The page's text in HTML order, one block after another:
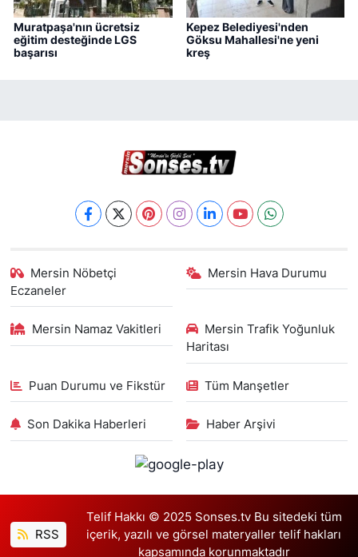
Muratpaşa'nın ücretsiz
eğitim desteğinde LGS
başarısı
Kepez Belediyesi'nden
Göksu Mahallesi'ne yeni
kreş
Mersin Nöbetçi
Eczaneler
Mersin Hava Durumu
Mersin Namaz Vakitleri
Mersin Trafik Yoğunluk
Haritası
Puan Durumu ve Fikstür Tüm Manşetler
Son Dakika Haberleri Haber Arşivi
RSS
Telif Hakkı © 2025 Sonses.tv Bu sitedeki tüm
içerik, yazılı ve görsel materyaller telif hakları
kapsamında korunmaktadır